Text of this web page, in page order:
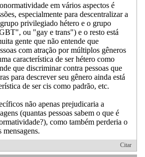
em vários aspectos é
especialmente para descentralizar a
privilegiado hétero e o grupo
ou "gay e trans") e o resto está
gente que não entende que
com atração por múltiplos gêneros
característica de ser hétero como
que discriminar contra pessoas que
para descrever seu gênero ainda está
de ser cis como padrão, etc.
não apenas prejudicaria a
(quantas pessoas sabem o que é
como também perderia o
Citar